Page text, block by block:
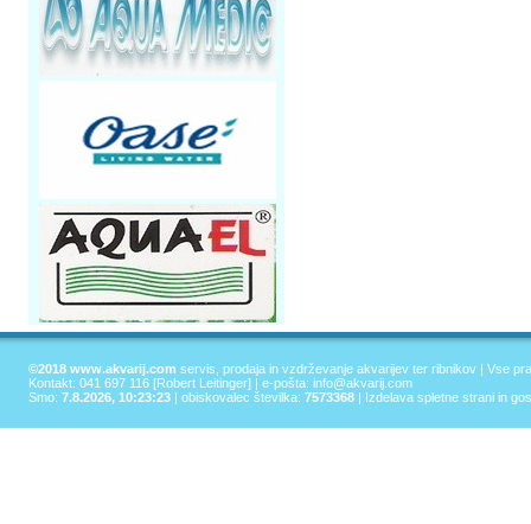
©2018 www.akvarij.com servis, prodaja in vzdrževanje akvarijev ter ribnikov | Vse
Kontakt: 041 697 116 [Robert Leitinger] | e-pošta: info@akvarij.com
Smo: 7.8.2026, 10:23:23 | obiskovalec številka: 7573368 | Izdelava spletne strani in